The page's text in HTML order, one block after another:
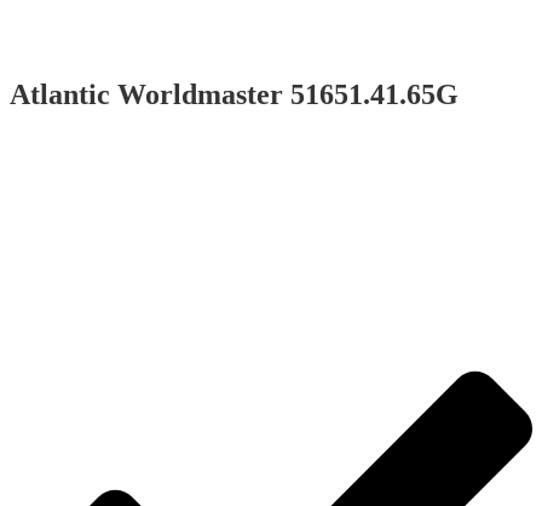
Atlantic Worldmaster 51651.41.65G